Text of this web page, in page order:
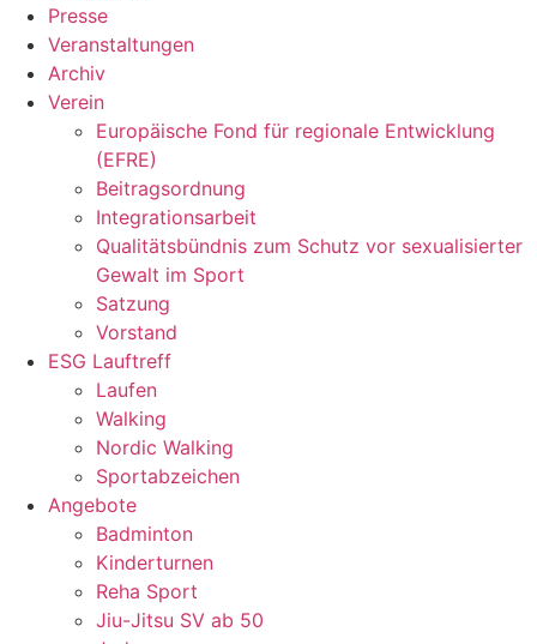
Presse
Veranstaltungen
Archiv
Verein
Europäische Fond für regionale Entwicklung
(EFRE)
Beitragsordnung
Integrationsarbeit
Qualitätsbündnis zum Schutz vor sexualisierter
Gewalt im Sport
Satzung
Vorstand
ESG Lauftreff
Laufen
Walking
Nordic Walking
Sportabzeichen
Angebote
Badminton
Kinderturnen
Reha Sport
Jiu-Jitsu SV ab 50